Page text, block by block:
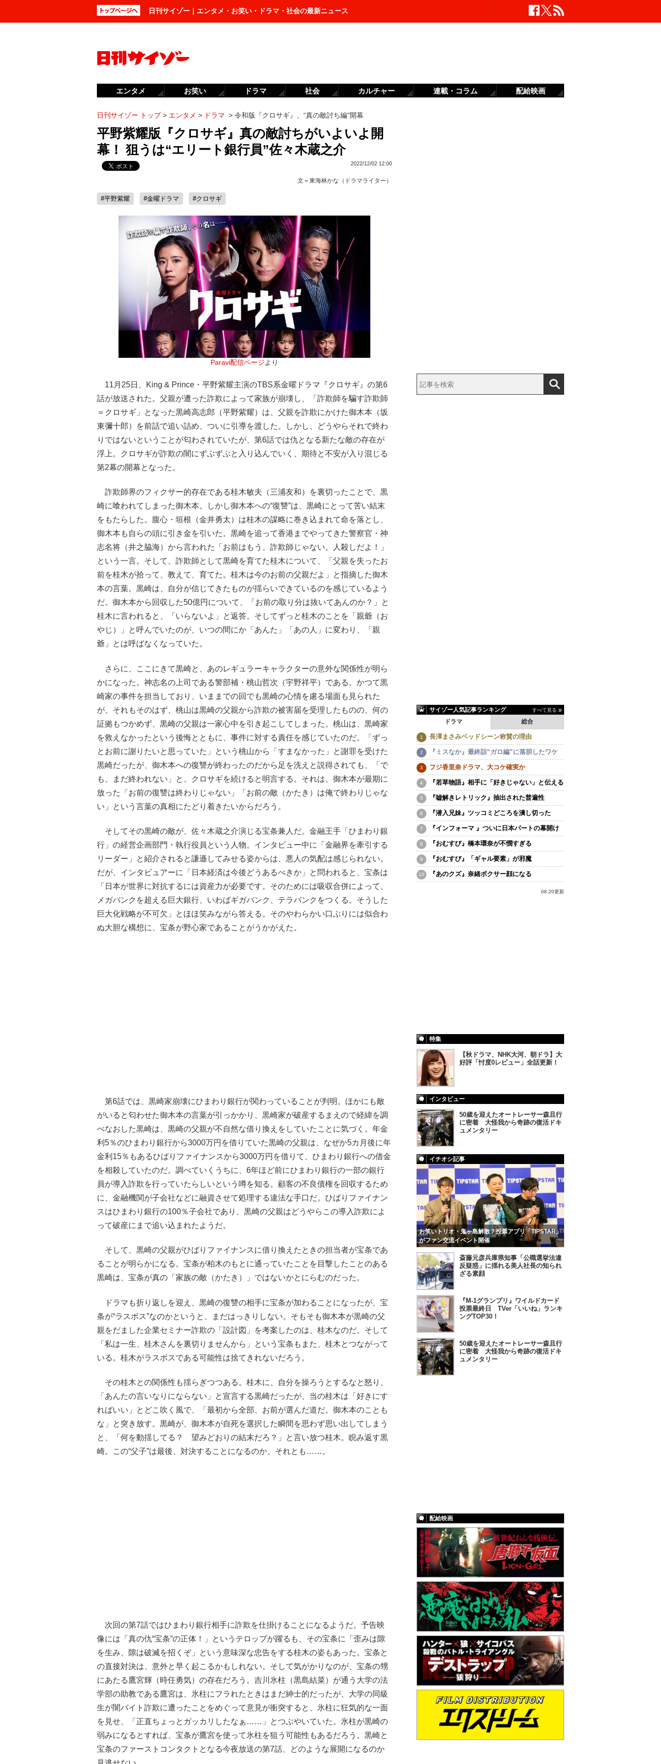
日刊サイゾー｜エンタメ・お笑い・ドラマ・社会の最新ニュース
日刊サイゾー トップ> エンタメ > ドラマ > 令和版『クロサギ』、“真の敵討ち編”開幕
平野紫耀版『クロサギ』真の敵討ちがいよいよ開
幕！ 狙うは“エリート銀行員”佐々木蔵之介
2022/12/02 12:00
文＝ 東海林かな（ドラマライター）
#平野紫耀 #金曜ドラマ #クロサギ
Paravi配信ページ より
11月25日、King & Prince・平野紫耀主演のTBS系金曜ドラマ『クロサギ』の第6
話が放送された。父親が遭った詐欺によって家族が崩壊し、「詐欺師を騙す詐欺師
＝クロサギ」となった黒崎高志郎（平野紫耀）は、父親を詐欺にかけた御木本（坂
東彌十郎）を前話で追い詰め、ついに引導を渡した。しかし、どうやらそれで終わ
りではないということが匂わされていたが、第6話では仇となる新たな敵の存在が
浮上。クロサギが詐欺の闇にずぶずぶと入り込んでいく、期待と不安が入り混じる
第2幕の開幕となった。
詐欺師界のフィクサー的存在である桂木敏夫（三浦友和）を裏切ったことで、黒
崎に喰われてしまった御木本。しかし御木本への“復讐”は、黒崎にとって苦い結末
をもたらした。腹心・垣根（金井勇太）は桂木の謀略に巻き込まれて命を落とし、
御木本も自らの頭に引き金を引いた。黒崎を追って香港までやってきた警察官・神
志名将（井之脇海）から言われた「お前はもう、詐欺師じゃない。人殺しだよ！」
という一言。そして、詐欺師として黒崎を育てた桂木について、「父親を失ったお
前を桂木が拾って、教えて、育てた。桂木は今のお前の父親だよ」と指摘した御木
本の言葉。黒崎は、自分が信じてきたものが揺らいできているのを感じているよう
だ。御木本から回収した50億円について、「お前の取り分は抜いてあんのか？」と
桂木に言われると、「いらないよ」と返答。そしてずっと桂木のことを「親爺（お
やじ）」と呼んでいたのが、いつの間にか「あんた」「あの人」に変わり、「親
爺」とは呼ばなくなっていた。
さらに、ここにきて黒崎と、あのレギュラーキャラクターの意外な関係性が明ら
かになった。神志名の上司である警部補・桃山哲次（宇野祥平）である。かつて黒
崎家の事件を担当しており、いままでの回でも黒崎の心情を慮る場面も見られた
が、それもそのはず、桃山は黒崎の父親から詐欺の被害届を受理したものの、何の
証拠もつかめず、黒崎の父親は一家心中を引き起こしてしまった。桃山は、黒崎家
を救えなかったという後悔とともに、事件に対する責任を感じていたのだ。「ずっ
とお前に謝りたいと思っていた」という桃山から「すまなかった」と謝罪を受けた
黒崎だったが、御木本への復讐が終わったのだから足を洗えと説得されても、「で
も、まだ終われない」と、クロサギを続けると明言する。それは、御木本が最期に
放った「お前の復讐は終わりじゃない」「お前の敵（かたき）は俺で終わりじゃな
い」という言葉の真相にたどり着きたいからだろう。
そしてその黒崎の敵が、佐々木蔵之介演じる宝条兼人だ。金融王手「ひまわり銀
行」の経営企画部門・執行役員という人物。インタビュー中に「金融界を牽引する
リーダー」と紹介されると謙遜してみせる姿からは、悪人の気配は感じられない。
だが、インタビュアーに「日本経済は今後どうあるべきか」と問われると、宝条は
「日本が世界に対抗するには資産力が必要です。そのためには吸収合併によって、
メガバンクを超える巨大銀行、いわばギガバンク、テラバンクをつくる。そうした
巨大化戦略が不可欠」とほほ笑みながら答える。そのやわらかい口ぶりには似合わ
ぬ大胆な構想に、宝条が野心家であることがうかがえた。
第6話では、黒崎家崩壊にひまわり銀行が関わっていることが判明。ほかにも敵
がいると匂わせた御木本の言葉が引っかかり、黒崎家が破産するまえので経緯を調
べなおした黒崎は、黒崎の父親が不自然な借り換えをしていたことに気づく。年金
利5％のひまわり銀行から3000万円を借りていた黒崎の父親は、なぜか5カ月後に年
金利15％もあるひばりファイナンスから3000万円を借りて、ひまわり銀行への借金
を相殺していたのだ。調べていくうちに、6年ほど前にひまわり銀行の一部の銀行
員が導入詐欺を行っていたらしいという噂を知る。顧客の不良債権を回収するため
に、金融機関が子会社などに融資させて処理する違法な手口だ。ひばりファイナン
スはひまわり銀行の100％子会社であり、黒崎の父親はどうやらこの導入詐欺によ
って破産にまで追い込まれたようだ。
そして、黒崎の父親がひばりファイナンスに借り換えたときの担当者が宝条であ
ることが明らかになる。宝条が柏木のもとに通っていたことを目撃したことのある
黒崎は、宝条が真の「家族の敵（かたき）」ではないかとにらむのだった。
ドラマも折り返しを迎え、黒崎の復讐の相手に宝条が加わることになったが、宝
条が“ラスボス”なのかというと、まだはっきりしない。そもそも御木本が黒崎の父
親をだました企業セミナー詐欺の「設計図」を考案したのは、桂木なのだ。そして
「私は一生、桂木さんを裏切りませんから」という宝条もまた、桂木とつながって
いる。桂木がラスボスである可能性は捨てきれないだろう。
その桂木との関係性も揺らぎつつある。桂木に、自分を操ろうとするなと怒り、
「あんたの言いなりにならない」と宣言する黒崎だったが、当の桂木は「好きにす
ればいい」とどこ吹く風で、「最初から全部、お前が選んだ道だ。御木本のことも
な」と突き放す。黒崎が、御木本が自死を選択した瞬間を思わず思い出してしまう
と、「何を動揺してる？ 望みどおりの結末だろ？」と言い放つ桂木。睨み返す黒
崎。この“父子”は最後、対決することになるのか、それとも……。
次回の第7話ではひまわり銀行相手に詐欺を仕掛けることになるようだ。予告映
像には「真の仇“宝条”の正体！」というテロップが躍るも、その宝条に「歪みは隙
を生み、隙は破滅を招くぞ」という意味深な忠告をする桂木の姿もあった。宝条と
の直接対決は、意外と早く起こるかもしれない。そして気がかりなのが、宝条の甥
にあたる鷹宮輝（時任勇気）の存在だろう。吉川氷柱（黒島結菜）が通う大学の法
学部の助教である鷹宮は、氷柱にフラれたときはまだ紳士的だったが、大学の同級
生が闇バイト詐欺に遭ったことをめぐって意見が衝突すると、氷柱に狂気的な一面
を見せ、「正直ちょっとガッカリしたなぁ……」とつぶやいていた。氷柱が黒崎の
弱みになるとすれば、宝条が鷹宮を使って氷柱を狙う可能性もあるだろう。黒崎と
宝条のファーストコンタクトとなる今夜放送の第7話、どのような展開になるのか
サイゾー人気記事ランキング すべて見る
ドラマ 総合
長澤まさみベッドシーン称賛の理由
『ミスなか』最終話“ガロ編”に落胆したワケ
フジ香里奈ドラマ、大コケ確実か
『若草物語』相手に「好きじゃない」と伝える
『嘘解きレトリック』抽出された普遍性
『潜入兄妹』ツッコミどころを潰し切った
『インフォーマ 』ついに日本パートの幕開け
『おむすび』橋本環奈が不憫すぎる
『おむすび』「ギャル要素」が邪魔
『あのクズ』奈緒ボクサー顔になる
08:20更新
特集
【秋ドラマ、NHK大河、朝ドラ】大
好評「忖度0レビュー」全話更新！
インタビュー
50歳を迎えたオートレーサー森且行
に密着 大怪我から奇跡の復活ドキ
ュメンタリー
イチオシ記事
お笑いトリオ・鬼ヶ島解散？投票アプリ「TIPSTAR」
がファン交流イベント開催
斎藤元彦兵庫県知事「公職選挙法違
反疑惑」に揺れる美人社長の知られ
ざる素顔
『M-1グランプリ』ワイルドカード
投票最終日 TVer「いいね」ランキ
ングTOP30！
50歳を迎えたオートレーサー森且行
に密着 大怪我から奇跡の復活ドキ
ュメンタリー
配給映画
エンタメ お笑い ドラマ 社会 カルチャー 連載・コラム 配給映画